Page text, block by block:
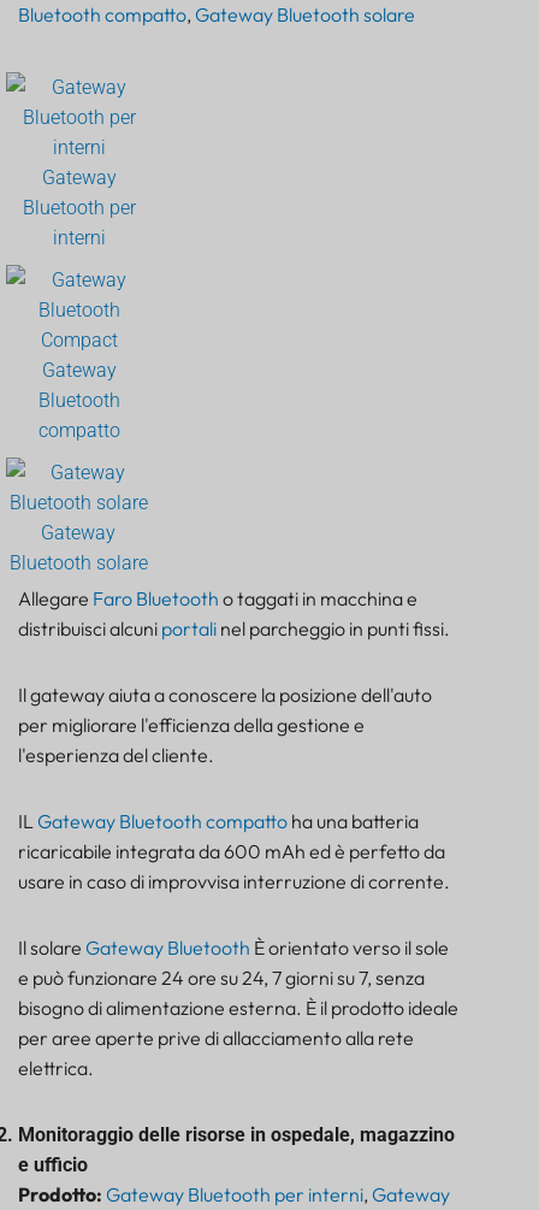
Bluetooth compatto, Gateway Bluetooth solare
Gateway
Bluetooth per
interni
Gateway
Bluetooth
compatto
Gateway
Bluetooth solare
Allegare Faro Bluetooth o taggati in macchina e
distribuisci alcuni portali nel parcheggio in punti fissi.
Il gateway aiuta a conoscere la posizione dell'auto
per migliorare l'efficienza della gestione e
l'esperienza del cliente.
IL Gateway Bluetooth compatto ha una batteria
ricaricabile integrata da 600 mAh ed è perfetto da
usare in caso di improvvisa interruzione di corrente.
Il solare Gateway Bluetooth È orientato verso il sole
e può funzionare 24 ore su 24, 7 giorni su 7, senza
bisogno di alimentazione esterna. È il prodotto ideale
per aree aperte prive di allacciamento alla rete
elettrica.
Monitoraggio delle risorse in ospedale, magazzino
e ufficio
Prodotto: Gateway Bluetooth per interni, Gateway